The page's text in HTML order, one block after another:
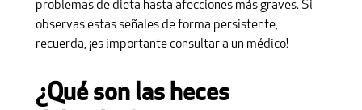
problemas de dieta hasta afecciones más graves. Si
observas estas señales de forma persistente,
recuerda, ¡es importante consultar a un médico!
¿Qué son las heces